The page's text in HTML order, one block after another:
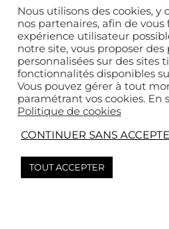
Les occasions pour déguster du
Pour les
Copyright 2022 © tous droits
Nous utilisons des cookies, y
nos partenaires, afin de
expérience utilisateur
notre site, vous proposer
personnalisées sur des sites
fonctionnalités disponibles
Vous pouvez gérer à tout
paramétrant vos cookies. En
Politique de cookies
CONTINUER SANS
TOUT ACCEPTER